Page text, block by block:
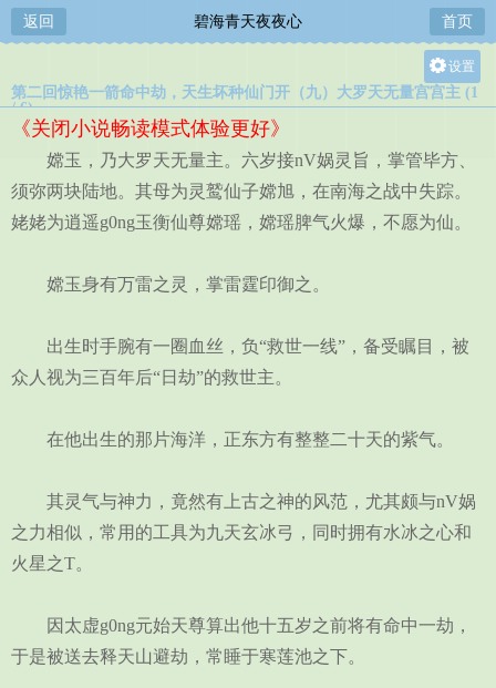
返回 碧海青天夜夜心 首页
设置
关灯
中
小
第二回惊艳一箭命中劫，天生坏种仙门开（九）大罗天无量宫宫主 (1
/ 6)
《关闭小说畅读模式体验更好》
嫦玉，乃大罗天无量主。六岁接nV娲灵旨，掌管毕方、
须弥两块陆地。其母为灵鹫仙子嫦旭，在南海之战中失踪。
姥姥为逍遥g0ng玉衡仙尊嫦瑶，嫦瑶脾气火爆，不愿为仙。
嫦玉身有万雷之灵，掌雷霆印御之。
出生时手腕有一圈血丝，负“救世一线”，备受瞩目，被
众人视为三百年后“日劫”的救世主。
在他出生的那片海洋，正东方有整整二十天的紫气。
其灵气与神力，竟然有上古之神的风范，尤其颇与nV娲
之力相似，常用的工具为九天玄冰弓，同时拥有水冰之心和
火星之T。
因太虚g0ng元始天尊算出他十五岁之前将有命中一劫，
于是被送去释天山避劫，常睡于寒莲池之下。